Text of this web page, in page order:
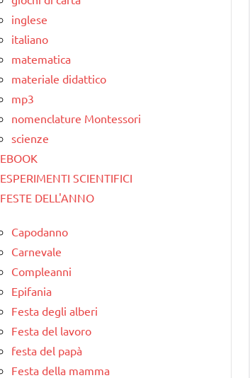
inglese
italiano
matematica
materiale didattico
mp3
nomenclature Montessori
scienze
EBOOK
ESPERIMENTI SCIENTIFICI
FESTE DELL'ANNO
Capodanno
Carnevale
Compleanni
Epifania
Festa degli alberi
Festa del lavoro
festa del papà
Festa della mamma